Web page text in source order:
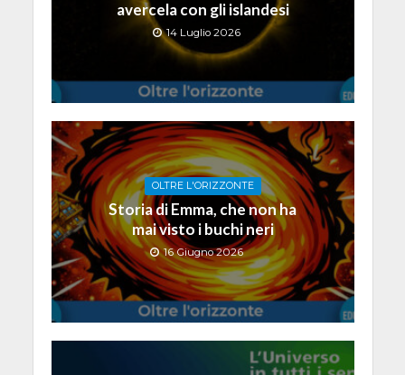
avercela con gli islandesi
14 Luglio 2026
OLTRE L'ORIZZONTE
Storia di Emma, che non ha
mai visto i buchi neri
16 Giugno 2026